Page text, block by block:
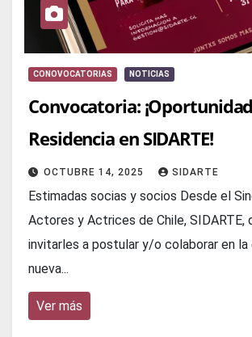
CONOVOCATORIAS NOTICIAS
Convocatoria: ¡Oportunidad
Residencia en SIDARTE!
OCTUBRE 14, 2025 SIDARTE
Estimadas socias y socios Desde el
Actores y Actrices de Chile, SIDARTE,
invitarles a postular y/o colaborar en la
nueva...
Ver más